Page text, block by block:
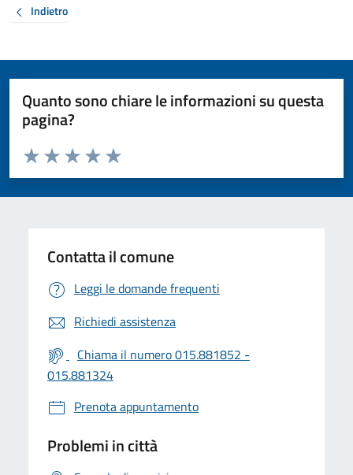
Indietro
Quanto sono chiare le informazioni su questa
pagina?
Valuta da 1 a 5 stelle la pagina
Valuta 5 stelle su 5
Valuta 4 stelle su 5
Valuta 3 stelle su 5
Valuta 2 stelle su 5
Valuta 1 stelle su 5
Contatta il comune
Leggi le domande frequenti
Richiedi assistenza
Chiama il numero 015.881852 -
015.881324
Prenota appuntamento
Problemi in città